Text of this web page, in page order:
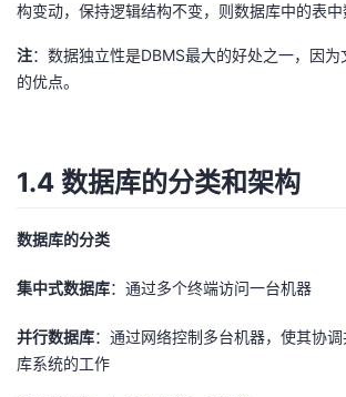
构变动，保持逻辑结构不变，则数据库中的表中
注：数据独立性是DBMS最大的好处之一，因
的优点。
1.4 数据库的分类和架构
数据库的分类
集中式数据库：通过多个终端访问一台机器
并行数据库：通过网络控制多台机器，使其协
库系统的工作